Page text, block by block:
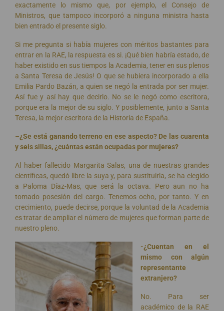
exactamente lo mismo que, por ejemplo, el Consejo de
Ministros, que tampoco incorporó a ninguna ministra hasta
bien entrado el presente siglo.
Si me pregunta si había mujeres con méritos bastantes para
entrar en la RAE, la respuesta es si. ¡Qué bien habría estado, de
haber existido en sus tiempos la Academia, tener en sus plenos
a Santa Teresa de Jesús! O que se hubiera incorporado a ella
Emilia Pardo Bazán, a quien se negó la entrada por ser mujer.
Así fue y así hay que decirlo. No se le negó como escritora,
porque era la mejor de su siglo. Y posiblemente, junto a Santa
Teresa, la mejor escritora de la Historia de España.
–¿Se está ganando terreno en ese aspecto? De las cuarenta
y seis sillas, ¿cuántas están ocupadas por mujeres?
Al haber fallecido Margarita Salas, una de nuestras grandes
científicas, quedó libre la suya y, para sustituirla, se ha elegido
a Paloma Díaz-Mas, que será la octava. Pero aun no ha
tomado posesión del cargo. Tenemos ocho, por tanto. Y en
crecimiento, puede decirse, porque la voluntad de la Academia
es tratar de ampliar el número de mujeres que forman parte de
nuestro pleno.
-¿Cuentan en el
mismo con algún
representante
extranjero?
No. Para ser
académico de la RAE